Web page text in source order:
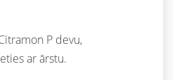
P devu,
ar ārstu.